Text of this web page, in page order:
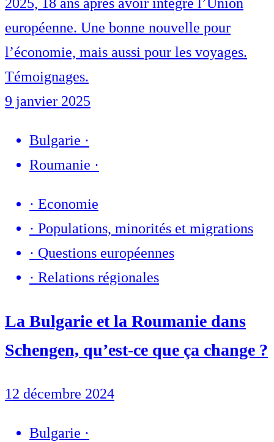
2025, 18 ans après avoir intégré l’Union
européenne. Une bonne nouvelle pour
l’économie, mais aussi pour les voyages.
Témoignages.
9 janvier 2025
Bulgarie ·
Roumanie ·
· Economie
· Populations, minorités et migrations
· Questions européennes
· Relations régionales
La Bulgarie et la Roumanie dans
Schengen, qu’est-ce que ça change ?
12 décembre 2024
Bulgarie ·